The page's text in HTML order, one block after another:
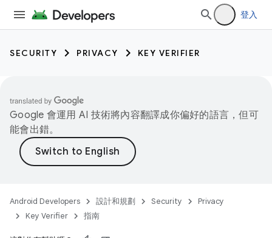
登入
SECURITY PRIVACY KEY VERIFIER
Google 會運用 AI 技術將內容翻譯成你偏好的語言，但可
能會出錯。
Android Developers 設計和規劃 Security
Privacy
Key Verifier
指南